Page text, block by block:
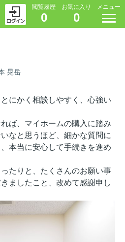
閲覧履歴
0
お気に入り
0
メニュー
晃岳
にかく相談しやすく、心強い
ば、マイホームの購入に踏み
なと思うほど、細かな質問に
本当に安心して手続きを進め
たりと、たくさんのお願い事
ましたこと、改めて感謝申し